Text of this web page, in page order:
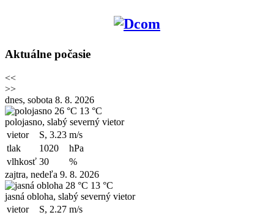
Aktuálne počasie
<<
>>
dnes, sobota 8. 8. 2026
26 °C 13 °C
polojasno, slabý severný vietor
vietor
S, 3.23 m/s
tlak
1020
hPa
vlhkosť 30
%
zajtra, nedeľa 9. 8. 2026
28 °C 13 °C
jasná obloha, slabý severný vietor
vietor
S, 2.27 m/s